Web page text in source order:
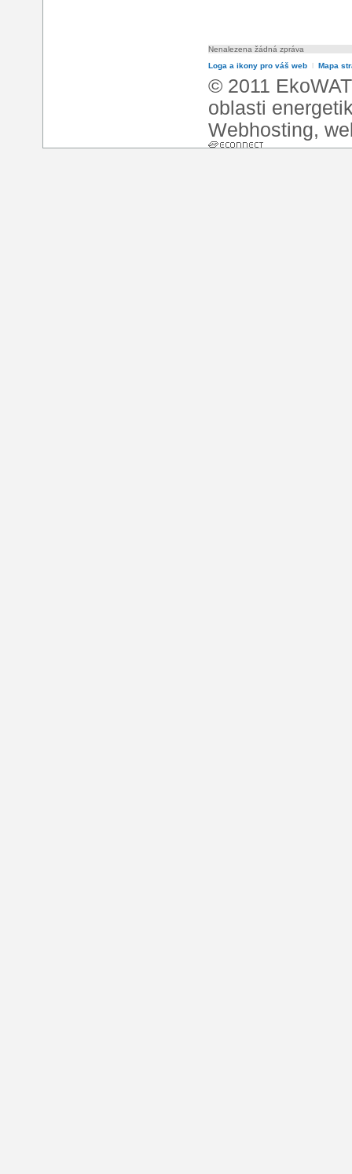
Nenalezena žádná zpráva
Loga a ikony pro váš web l Mapa
© 2011
oblasti
Webhosting,